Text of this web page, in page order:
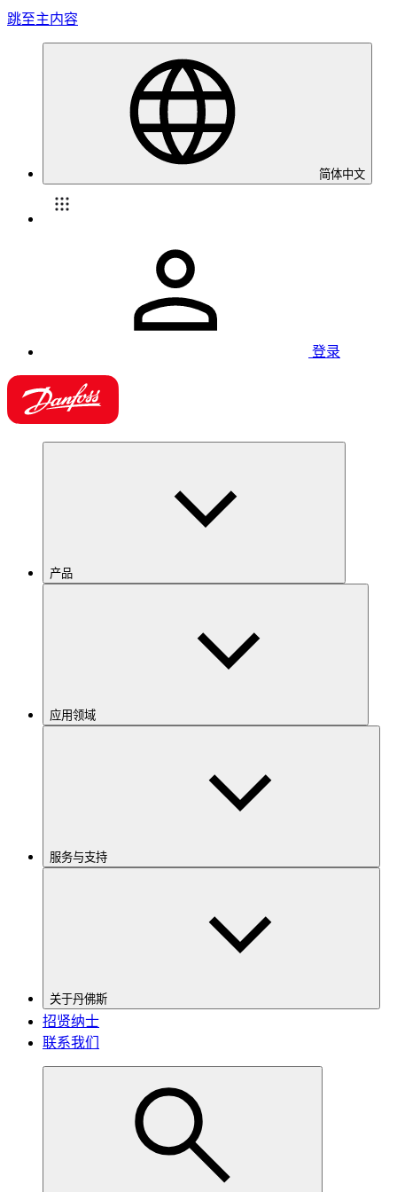
跳至主内容
简体中文
登录
产品
应用领域
服务与支持
关于丹佛斯
招贤纳士
联系我们